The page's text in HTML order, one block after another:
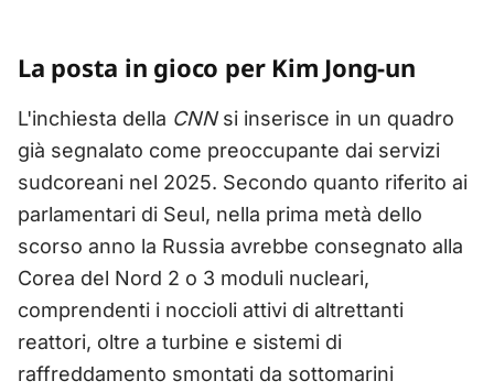
La posta in gioco per Kim Jong-un
L'inchiesta della CNNsi inserisce in un quadro
già segnalato come preoccupante dai servizi
sudcoreani nel 2025. Secondo quanto riferito ai
parlamentari di Seul, nella prima metà dello
scorso anno la Russia avrebbe consegnato alla
Corea del Nord 2 o 3 moduli nucleari,
comprendenti i noccioli attivi di altrettanti
reattori, oltre a turbine e sistemi di
raffreddamento smontati da sottomarini